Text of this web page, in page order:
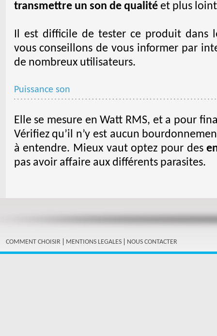
transmettre un son de qualitéet plus
Il est difficile de tester ce produit dans
vous conseillons de vous informer par
de nombreux utilisateurs.
Puissance son
Elle se mesure en Watt RMS, et a pour
Vérifiez qu’il n’y est aucun
à entendre. Mieux vaut optez pour des
pas avoir affaire aux différents parasites.
COMMENT CHOISIR | MENTIONS LEGALES | NOUS CONTACTER